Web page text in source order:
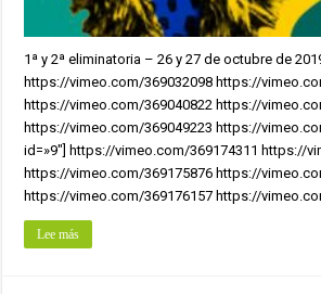
1ª y 2ª eliminatoria – 26 y 27 de octubre de
https://vimeo.com/369032098 https://
https://vimeo.com/369040822 https://
https://vimeo.com/369049223 https://
id=»9″] https://vimeo.com/369174311 https://
https://vimeo.com/369175876 https://
https://vimeo.com/369176157 https://
Lee más